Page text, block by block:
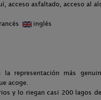
acceso asfaltado, acceso al
inglés
representación más
acoge.
y lo riegan casi 200 lagos